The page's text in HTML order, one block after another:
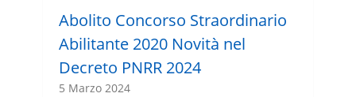
Abolito Concorso Straordinario
Abilitante 2020 Novità nel
Decreto PNRR 2024
5 Marzo 2024